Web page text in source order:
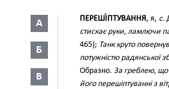
А
Б
В
ПЕРЕШІ́ПТУВАННЯ, я, с.
стискає руки, ламлючи
465); Танк круто
потужністю радянської
Образно. За греблею, що
його перешіптуванні з